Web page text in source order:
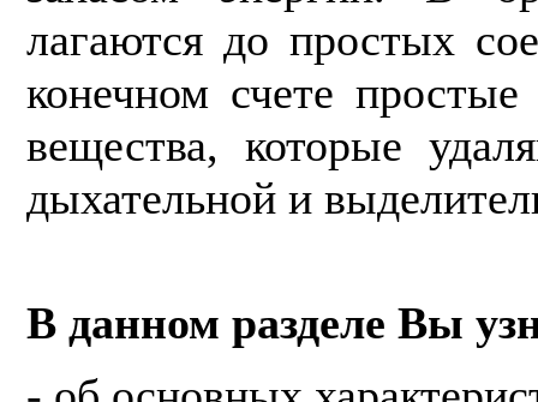
лагаются до простых
конечном счете про­стые
вещества, которые
дыхательной и
В данном разделе Вы